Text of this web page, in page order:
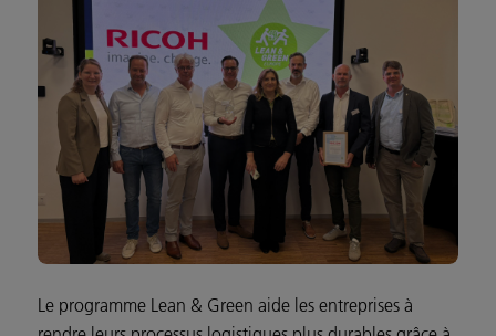
Le programme Lean & Green aide les entreprises à